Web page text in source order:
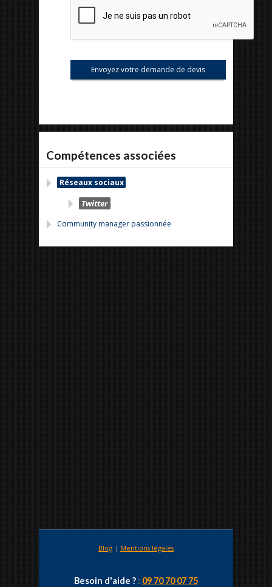
Compétences associées
Réseaux sociaux
Twitter
Community manager passionnée
Blog | Mentions légales
Besoin d'aide ? : 09 70 70 07 75